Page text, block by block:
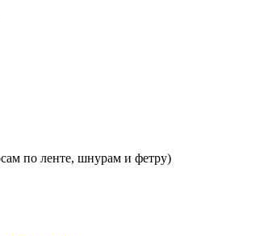
по ленте, шнурам и фетру)